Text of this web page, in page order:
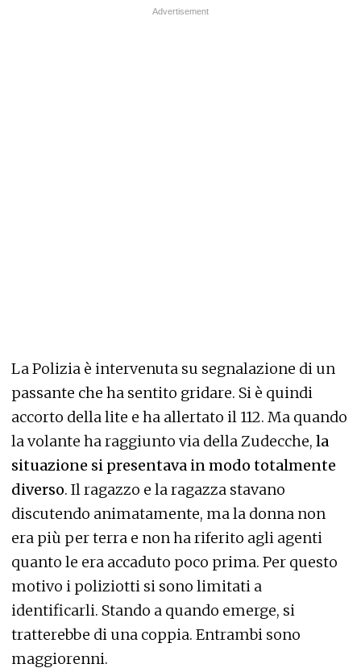
La Polizia è intervenuta su segnalazione di un
passante che ha sentito gridare. Si è quindi
accorto della lite e ha allertato il 112. Ma quando
la volante ha raggiunto via della Zudecche, la
situazione si presentava in modo totalmente
diverso. Il ragazzo e la ragazza stavano
discutendo animatamente, ma la donna non
era più per terra e non ha riferito agli agenti
quanto le era accaduto poco prima. Per questo
motivo i poliziotti si sono limitati a
identificarli. Stando a quando emerge, si
tratterebbe di una coppia. Entrambi sono
maggiorenni.